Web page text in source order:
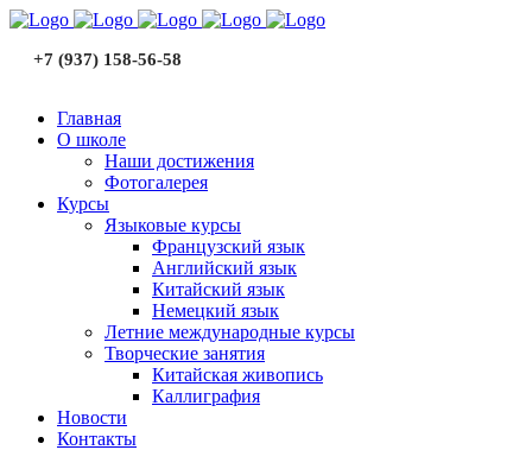
+7 (937) 158-56-58
Главная
О школе
Наши достижения
Фотогалерея
Курсы
Языковые курсы
Французский язык
Английский язык
Китайский язык
Немецкий язык
Летние международные курсы
Творческие занятия
Китайская живопись
Каллиграфия
Новости
Контакты